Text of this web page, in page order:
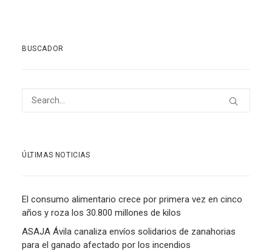
BUSCADOR
ÚLTIMAS NOTICIAS
El consumo alimentario crece por primera vez en cinco
años y roza los 30.800 millones de kilos
ASAJA Ávila canaliza envíos solidarios de zanahorias
para el ganado afectado por los incendios